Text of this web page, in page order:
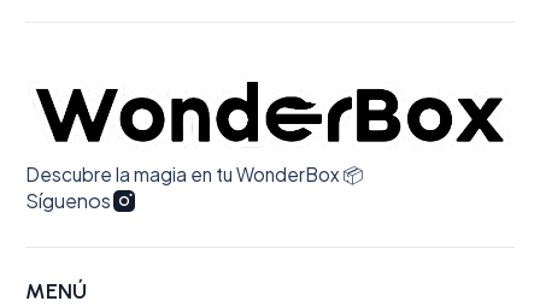
Descubre la magia en tu WonderBox 📦
Síguenos
MENÚ